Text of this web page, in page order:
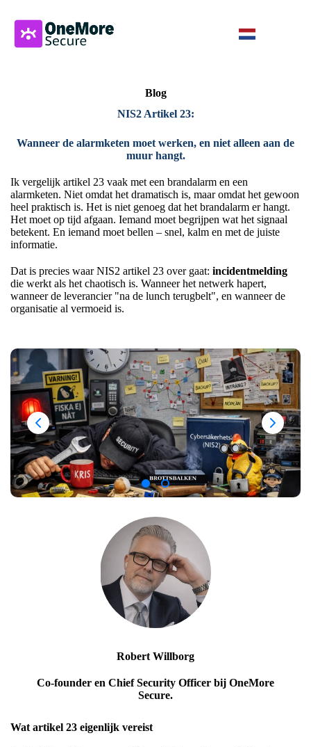
Blog
NIS2 Artikel 23:
Wanneer de alarmketen moet werken, en niet alleen aan de
muur hangt.
Ik vergelijk artikel 23 vaak met een brandalarm en een
alarmketen. Niet omdat het dramatisch is, maar omdat het gewoon
heel praktisch is. Het is niet genoeg dat het brandalarm er hangt.
Het moet op tijd afgaan. Iemand moet begrijpen wat het signaal
betekent. En iemand moet bellen – snel, kalm en met de juiste
informatie.
Dat is precies waar NIS2 artikel 23 over gaat: incidentmelding
die werkt als het chaotisch is. Wanneer het netwerk hapert,
wanneer de leverancier "na de lunch terugbelt", en wanneer de
organisatie al vermoeid is.
Robert Willborg
Co-founder en Chief Security Officer bij OneMore
Secure.
Wat artikel 23 eigenlijk vereist